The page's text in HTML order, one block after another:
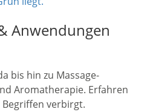
Anwendungen
bis hin zu Massage-
Aromatherapie. Erfahren
Begriffen verbirgt.